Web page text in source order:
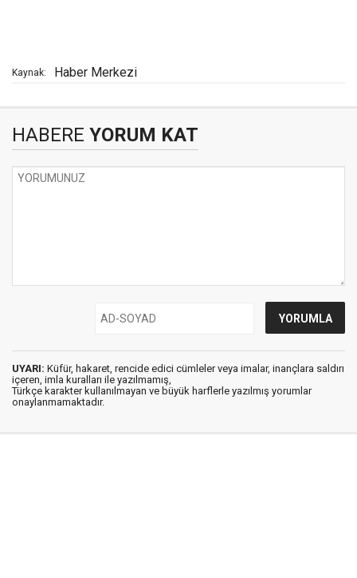
Kaynak: Haber Merkezi
HABERE YORUM KAT
UYARI: Küfür, hakaret, rencide edici cümleler veya imalar, inançlara saldırı
içeren, imla kuralları ile yazılmamış,
Türkçe karakter kullanılmayan ve büyük harflerle yazılmış yorumlar
onaylanmamaktadır.